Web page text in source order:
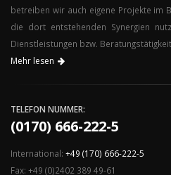
betreiben wir auch eigene Projekte im
die dort entstehenden Synergien
Dienstleistungen bzw.
Mehr lesen
TELEFON NUMMER:
(0170) 666-222-5
International: +49 (170) 666-222-5
Fax: +49 (0)2402 389 49-61